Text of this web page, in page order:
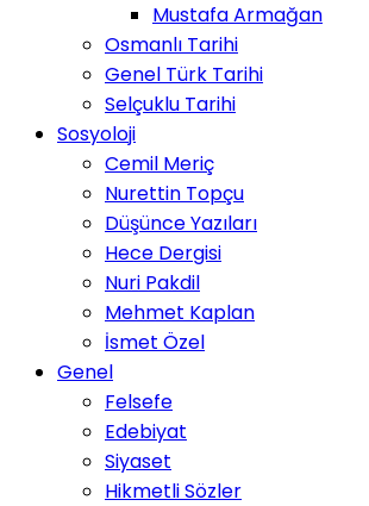
Mustafa Armağan
Osmanlı Tarihi
Genel Türk Tarihi
Selçuklu Tarihi
Sosyoloji
Cemil Meriç
Nurettin Topçu
Düşünce Yazıları
Hece Dergisi
Nuri Pakdil
Mehmet Kaplan
İsmet Özel
Genel
Felsefe
Edebiyat
Siyaset
Hikmetli Sözler